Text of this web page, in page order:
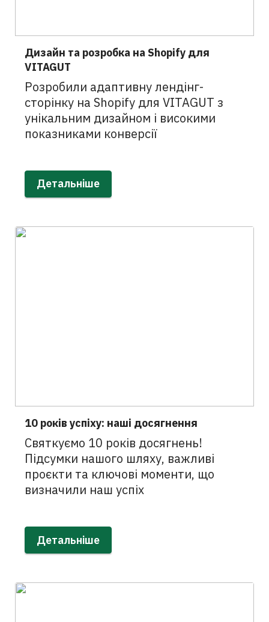
Дизайн та розробка на Shopify для
VITAGUT
Розробили адаптивну лендінг-
сторінку на Shopify для VITAGUT з
унікальним дизайном і високими
показниками конверсії
Детальніше
10 років успіху: наші досягнення
Святкуємо 10 років досягнень!
Підсумки нашого шляху, важливі
проєкти та ключові моменти, що
визначили наш успіх
Детальніше